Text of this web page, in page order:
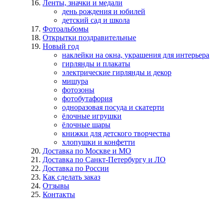
Ленты, значки и медали
день рождения и юбилей
детский сад и школа
Фотоальбомы
Открытки поздравительные
Новый год
наклейки на окна, украшения для интерьера
гирлянды и плакаты
электрические гирлянды и декор
мишура
фотозоны
фотобутафория
одноразовая посуда и скатерти
ёлочные игрушки
ёлочные шары
книжки для детского творчества
хлопушки и конфетти
Доставка по Москве и МО
Доставка по Санкт-Петербургу и ЛО
Доставка по России
Как сделать заказ
Отзывы
Контакты